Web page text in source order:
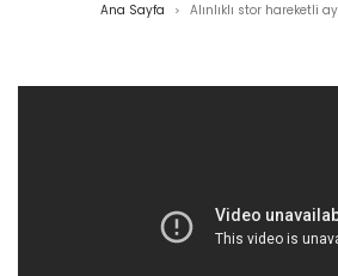
Ana Sayfa > Alınlıklı stor hareketli